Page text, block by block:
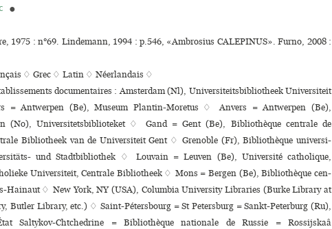
●
1975 : n°69. Lindemann, 1994 : p.546, «Ambrosius CALEPINUS». Furno, 2008 :
♢ Grec ♢ Latin ♢ Néerlandais ♢
documentaires : Amsterdam (Nl), Universiteitsbibliotheek Universiteit
= Antwerpen (Be), Museum Plantin-Moretus ♢ Anvers = Antwerpen (Be),
(No), Universitetsbiblioteket ♢ Gand = Gent (Be), Bibliothèque centrale de
Bibliotheek van de Universiteit Gent ♢ Grenoble (Fr), Bibliothèque uni­ver­si­
und Stadtbibliothek ♢ Louvain = Leuven (Be), Université catholique,
Universiteit, Centrale Bibliotheek ♢ Mons = Bergen (Be), Bibliothèque cen­
Hainaut ♢ New York, NY (USA), Columbia University Libraries (Burke Library at
Butler Library, etc.) ♢ Saint-Pétersbourg = St Petersburg = Sankt-Peterburg (Ru),
Saltykov-Chtchedrine = Bibliothèque nationale de Russie = Rossijskaâ